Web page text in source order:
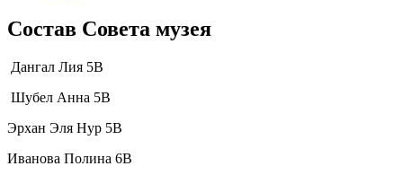
Состав Совета музея
Дангал Лия 5В
Шубел Анна 5В
Эрхан Эля Нур 5В
Иванова Полина 6В